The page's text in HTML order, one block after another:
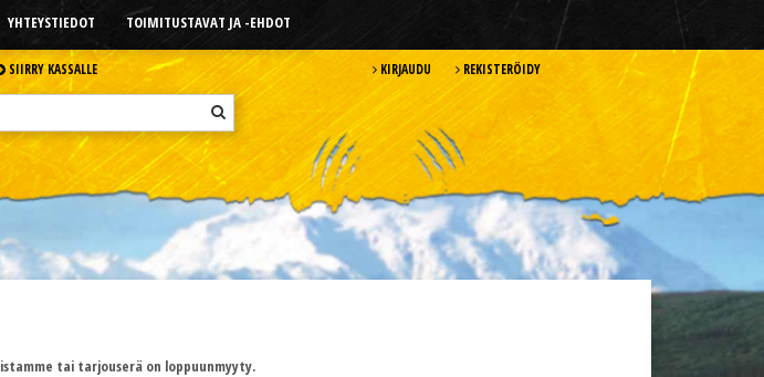
YHTEYSTIEDOT TOIMITUSTAVAT JA -EHDOT
SIIRRY KASSALLE KIRJAUDU REKISTERÖIDY
tai tarjouserä on loppuunmyyty.